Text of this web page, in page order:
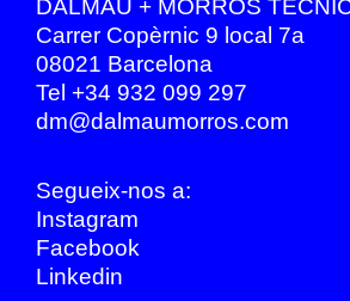
DALMAU + MORROS
Carrer Copèrnic 9 local 7a
08021 Barcelona
Tel +34 932 099 297
dm@dalmaumorros.com
Segueix-nos a:
Instagram
Facebook
Linkedin